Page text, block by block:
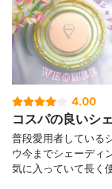
4.00
コスパの良いシ
普段愛用者している
ウ今までシェーディ
気に入っていて長く